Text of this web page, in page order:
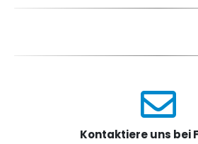
Kontaktiere uns bei